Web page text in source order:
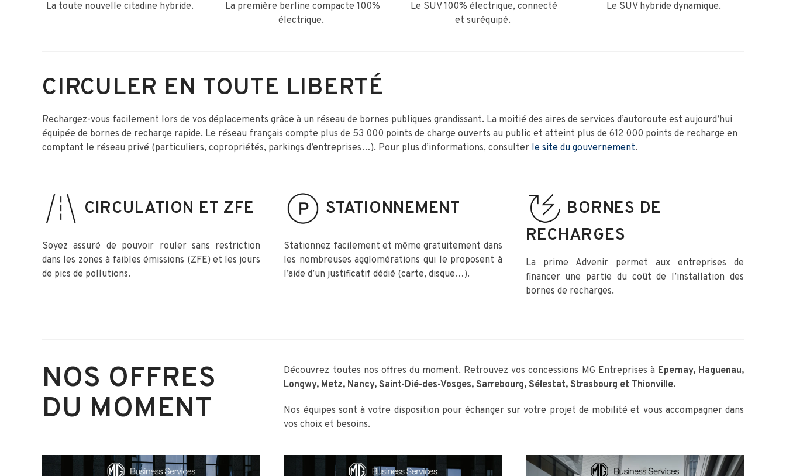
La toute nouvelle citadine hybride.
La première berline compacte 100%
électrique.
Le SUV 100% électrique, connecté
et suréquipé.
Le SUV hybride dynamique.
CIRCULER EN TOUTE LIBERTÉ
Rechargez-vous facilement lors de vos déplacements grâce à un réseau de bornes publiques grandissant. La moitié des aires de services d’autoroute est aujourd’hui
équipée de bornes de recharge rapide. Le réseau français compte plus de 53 000 points de charge ouverts au public et atteint plus de 612 000 points de recharge en
comptant le réseau privé (particuliers, copropriétés, parkings d’entreprises…). Pour plus d’informations, consulter le site du gouvernement.
CIRCULATION ET ZFE
Soyez assuré de pouvoir rouler sans restriction
dans les zones à faibles émissions (ZFE) et les jours
de pics de pollutions.
STATIONNEMENT
Stationnez facilement et même gratuitement dans
les nombreuses agglomérations qui le proposent à
l’aide d’un justificatif dédié (carte, disque…).
BORNES DE
RECHARGES
La prime Advenir permet aux entreprises de
financer une partie du coût de l’installation des
bornes de recharges.
NOS OFFRES
DU MOMENT
Découvrez toutes nos offres du moment. Retrouvez vos concessions MG Entreprises à Epernay, Haguenau,
Longwy, Metz, Nancy, Saint-Dié-des-Vosges, Sarrebourg, Sélestat, Strasbourg et Thionville.
Nos équipes sont à votre disposition pour échanger sur votre projet de mobilité et vous accompagner dans
vos choix et besoins.